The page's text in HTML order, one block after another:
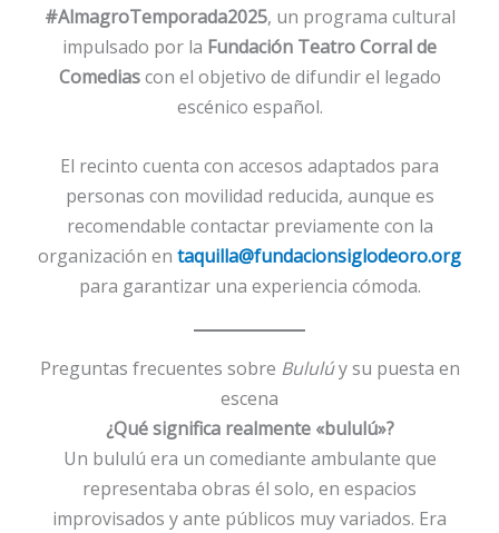
#AlmagroTemporada2025, un programa cultural
impulsado por la Fundación Teatro Corral de
Comediascon el objetivo de difundir el legado
escénico español.
El recinto cuenta con accesos adaptados para
personas con movilidad reducida, aunque es
recomendable contactar previamente con la
organización en taquilla@fundacionsiglodeoro.org
para garantizar una experiencia cómoda.
Preguntas frecuentes sobre Bululúy su puesta en
escena
¿Qué significa realmente «bululú»?
Un bululú era un comediante ambulante que
representaba obras él solo, en espacios
improvisados y ante públicos muy variados. Era